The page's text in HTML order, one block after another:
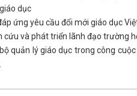
dục
ứng yêu cầu đổi mới giáo dục
cứu và phát triển lãnh đạo trường
quản lý giáo dục trong công